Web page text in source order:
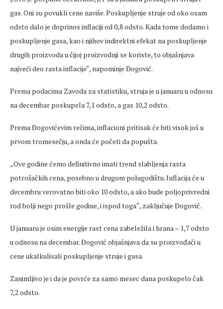
gas. Oni su povukli cene naviše. Poskupljenje struje od oko osam
odsto dalo je doprinos inflaciji od 0,8 odsto. Kada tome dodamo i
poskupljenje gasa, kao i njihov indirektni efekat na poskupljenje
drugih proizvoda u čijoj proizvodnji se koriste, to objašnjava
najveći deo rasta inflacije“, napominje Đogović.
Prema podacima Zavoda za statistiku, struja je u januaru u odnosu
na decembar poskupela 7,1 odsto, a gas 10,2 odsto.
Prema Đogovićevim rečima, inflacioni pritisak će biti visok još u
prvom tromesečju, a onda će početi da popušta.
„Ove godine ćemo definitivno imati trend slabljenja rasta
potrošačkih cena, posebno u drugom polugodištu. Inflacija će u
decembru verovatno biti oko 10 odsto, a ako bude poljoprivredni
rod bolji nego prošle godine, i ispod toga“, zaključuje Đogović.
U januaru je osim energije rast cena zabeležila i hrana – 1,7 odsto
u odnosu na decembar. Đogović objašnjava da su proizvođači u
cene ukalkulisali poskupljenje struje i gasa.
Zanimljivo je i da je povrće za samo mesec dana poskupelo čak
7,2 odsto.